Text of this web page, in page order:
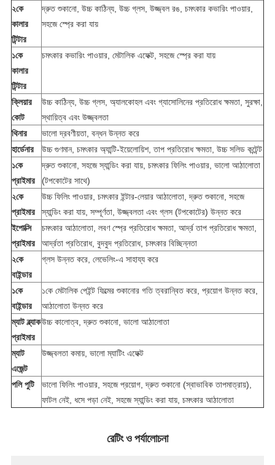
২কে
কালার
টিন্টার
দ্রুত শুকানো, উচ্চ কাঠিন্য, উচ্চ গ্লস, উজ্জ্বল রঙ, চমৎকার কভারিং পাওয়ার,
সহজে স্প্রে করা যায়
১কে
কালার
টিন্টার
চমৎকার কভারিং পাওয়ার, মেটালিক এফেক্ট, সহজে স্প্রে করা যায়
ক্লিয়ার
কোট
উচ্চ কাঠিন্য, উচ্চ গ্লস, অ্যালকোহল এবং গ্যাসোলিনের প্রতিরোধ ক্ষমতা, সুরক্ষা,
স্থায়িত্ব এবং উজ্জ্বলতা
থিনার
ভালো দ্রবণীয়তা, বন্ধন উন্নত করে
হার্ডেনার
উচ্চ গুণমান, চমৎকার অ্যান্টি-ইয়েলোয়িশ, তাপ প্রতিরোধ ক্ষমতা, উচ্চ সলিড কন্টেন্ট
১কে
প্রাইমার
দ্রুত শুকানো, সহজে স্যান্ডিং করা যায়, চমৎকার ফিলিং পাওয়ার, ভালো আঠালোতা
(টপকোটের সাথে)
২কে
প্রাইমার
উচ্চ ফিলিং পাওয়ার, চমৎকার ইন্টার-লেয়ার আঠালোতা, দ্রুত শুকানো, সহজে
স্যান্ডিং করা যায়, সম্পূর্ণতা, উজ্জ্বলতা এবং গ্লস (টপকোটের) উন্নত করে
ইপোক্সি
প্রাইমার
চমৎকার আঠালোতা, লবণ স্প্রে প্রতিরোধ ক্ষমতা, আর্দ্র তাপ প্রতিরোধ ক্ষমতা,
আর্দ্রতা প্রতিরোধ, বুদবুদ প্রতিরোধ, চমৎকার বিচ্ছিন্নতা
২কে
বাইন্ডার
গ্লস উন্নত করে, লেভেলিং-এ সাহায্য করে
১কে
বাইন্ডার
১কে মেটালিক পেইন্ট ফিল্মের শুকানোর গতি ত্বরান্বিত করে, প্রয়োগ উন্নত করে,
আঠালোতা উন্নত করে
ম্যাট ব্ল্যাক
প্রাইমার
উচ্চ কালোত্ব, দ্রুত শুকানো, ভালো আঠালোতা
ম্যাট
এজেন্ট
উজ্জ্বলতা কমায়, ভালো ম্যাটিং এফেক্ট
পলি পুটি
ভালো ফিলিং পাওয়ার, সহজে প্রয়োগ, দ্রুত শুকানো (স্বাভাবিক তাপমাত্রায়),
ফাটল নেই, ধসে পড়া নেই, সহজে স্যান্ডিং করা যায়, চমৎকার আঠালোতা
রেটিং ও পর্যালোচনা